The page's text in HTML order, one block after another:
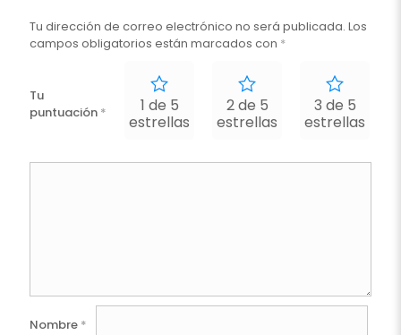
Tu dirección de correo electrónico no será publicada. Los
campos obligatorios están marcados con *
Tu
puntuación *
1 de 5
estrellas
2 de 5
estrellas
3 de 5
estrellas
Nombre *